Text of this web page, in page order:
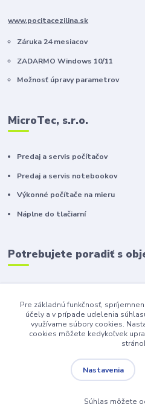
www.pocitacezilina.sk
Záruka 24 mesiacov
ZADARMO Windows 10/11
Možnosť úpravy parametrov
MicroTec, s.r.o.
Predaj a servis počítačov
Predaj a servis notebookov
Výkonné počítače na mieru
Náplne do tlačiarní
Potrebujete poradiť s
(Po-Pia, 10-16 hod.)
info@toneryzilina.sk
Vytvorené na
Pre základnú funkčnosť,
účely a v prípade udelenia
využívame súbory cookies.
cookies môžete kedykoľvek
Nastavenia
Súhlas môžete